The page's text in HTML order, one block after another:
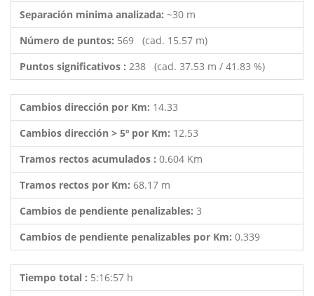
Separación minima analizada: ~30 m
Número de puntos: 569 (cad. 15.57 m)
Puntos significativos : 238 (cad. 37.53 m / 41.83 %)
Cambios dirección por Km: 14.33
Cambios dirección > 5º por Km: 12.53
Tramos rectos acumulados : 0.604 Km
Tramos rectos por Km: 68.17 m
Cambios de pendiente penalizables: 3
Cambios de pendiente penalizables por Km: 0.339
Tiempo total : 5:16:57 h